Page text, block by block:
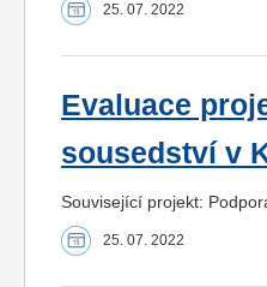
25. 07. 2022
Evaluace
sousedství v
Související projekt:
25. 07. 2022